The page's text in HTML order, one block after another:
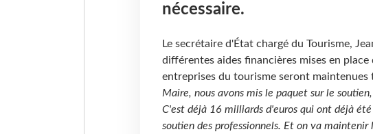
nécessaire.
Le secrétaire d'État chargé du Tourisme,
différentes aides financières mises en
entreprises du tourisme seront maintenues
Maire, nous avons mis le paquet sur le
C'est déjà 16 milliards d'euros qui ont déjà
soutien des professionnels. Et on va maintenir